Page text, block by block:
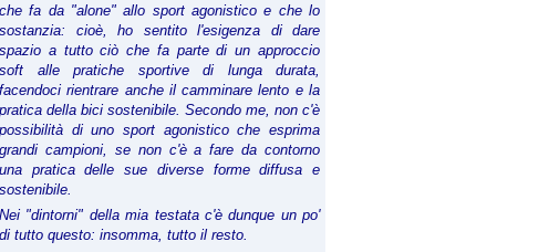
che fa da "alone" allo sport agonistico e che lo
sostanzia: cioè, ho sentito l'esigenza di dare
spazio a tutto ciò che fa parte di un approccio
soft alle pratiche sportive di lunga durata,
facendoci rientrare anche il camminare lento e la
pratica della bici sostenibile. Secondo me, non c'è
possibilità di uno sport agonistico che esprima
grandi campioni, se non c'è a fare da contorno
una pratica delle sue diverse forme diffusa e
sostenibile.
Nei "dintorni" della mia testata c'è dunque un po'
di tutto questo: insomma, tutto il resto.